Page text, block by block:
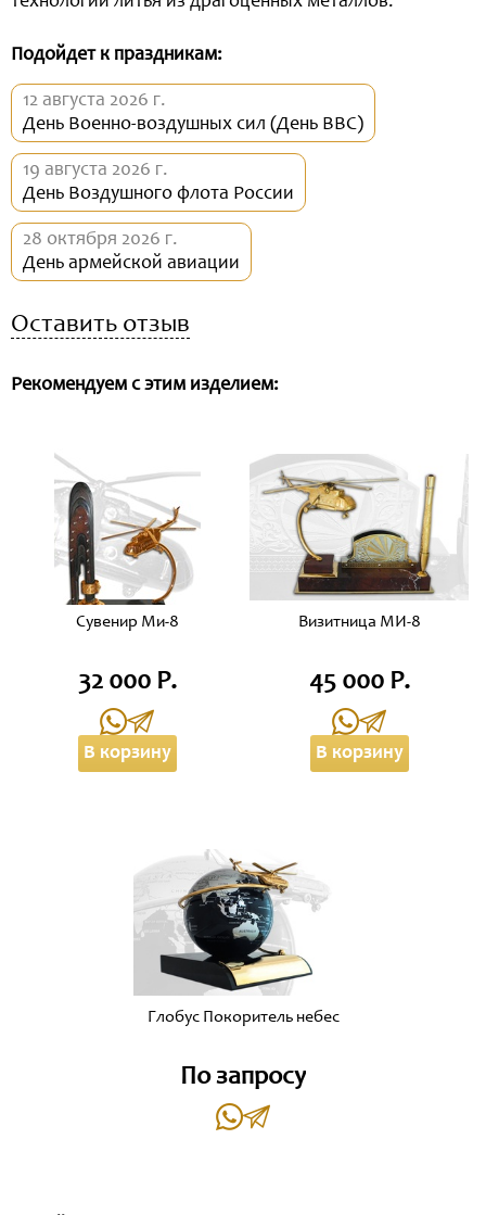
Подойдет к праздникам:
12 августа 2026 г.
День Военно-воздушных сил (День ВВС)
19 августа 2026 г.
День Воздушного флота России
28 октября 2026 г.
День армейской авиации
Оставить отзыв
Рекомендуем с этим изделием:
Сувенир Ми-8
32 000 Р.
В корзину
Визитница МИ-8
45 000 Р.
В корзину
Глобус Покоритель небес
По запросу